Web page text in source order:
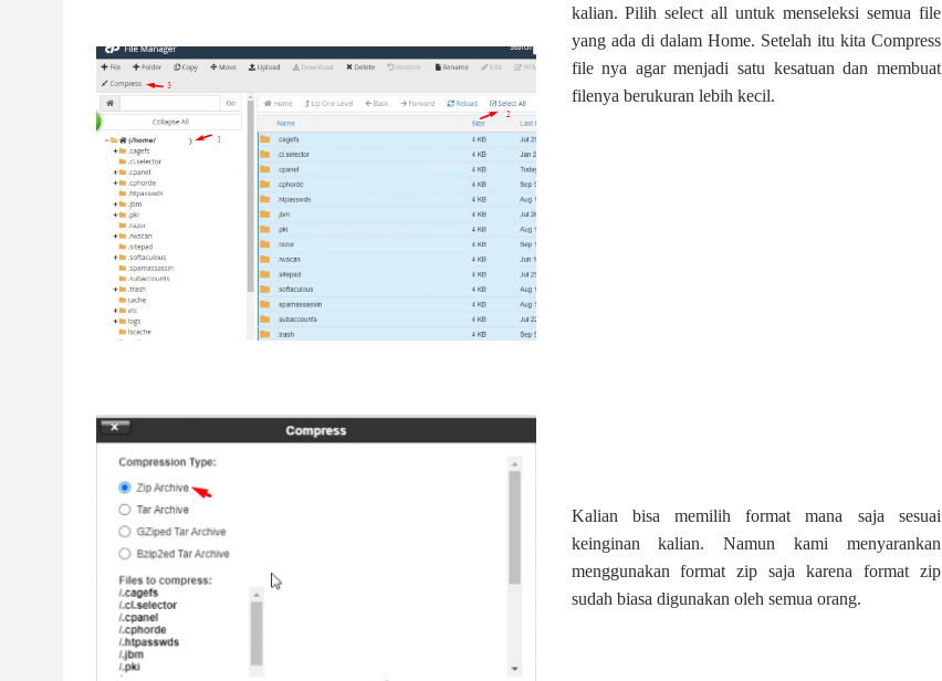
kalian. Pilih select all untuk menseleksi semua file
yang ada di dalam Home. Setelah itu kita Compress
file nya agar menjadi satu kesatuan dan membuat
filenya berukuran lebih kecil.
Kalian bisa memilih format mana saja sesuai
keinginan kalian. Namun kami menyarankan
menggunakan format zip saja karena format zip
sudah biasa digunakan oleh semua orang.